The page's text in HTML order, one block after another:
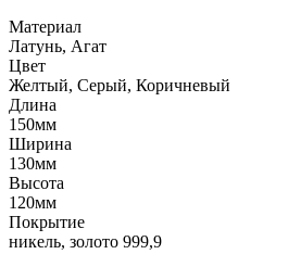
Материал
Латунь, Агат
Цвет
Желтый, Серый, Коричневый
Длина
150мм
Ширина
130мм
Высота
120мм
Покрытие
никель, золото 999,9